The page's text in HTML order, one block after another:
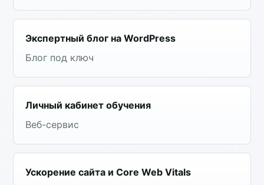
Экспертный блог на WordPress
Блог под ключ
Личный кабинет обучения
Веб-сервис
Ускорение сайта и Core Web Vitals